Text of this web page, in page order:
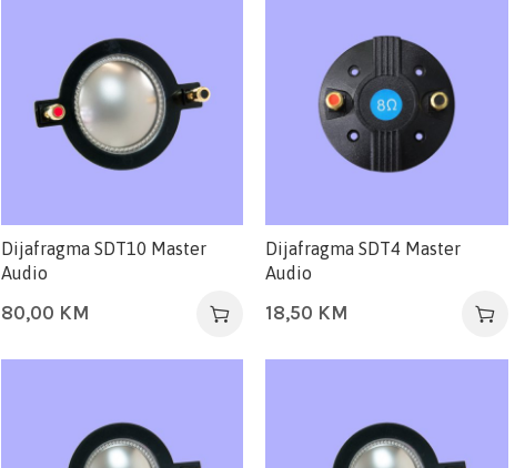
Dijafragma SDT10 Master
Audio
80,00 KM
Dijafragma SDT4 Master
Audio
18,50 KM